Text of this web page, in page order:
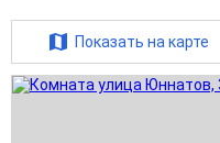
Показать на карте